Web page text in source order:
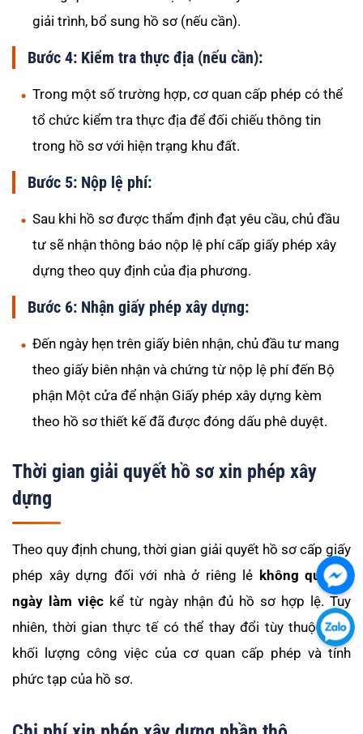
giải trình, bổ sung hồ sơ (nếu cần).
Bước 4: Kiểm tra thực địa (nếu cần):
Trong một số trường hợp, cơ quan cấp phép có thể
tổ chức kiểm tra thực địa để đối chiếu thông tin
trong hồ sơ với hiện trạng khu đất.
Bước 5: Nộp lệ phí:
Sau khi hồ sơ được thẩm định đạt yêu cầu, chủ đầu
tư sẽ nhận thông báo nộp lệ phí cấp giấy phép xây
dựng theo quy định của địa phương.
Bước 6: Nhận giấy phép xây dựng:
Đến ngày hẹn trên giấy biên nhận, chủ đầu tư mang
theo giấy biên nhận và chứng từ nộp lệ phí đến Bộ
phận Một cửa để nhận Giấy phép xây dựng kèm
theo hồ sơ thiết kế đã được đóng dấu phê duyệt.
Thời gian giải quyết hồ sơ xin phép xây
dựng
Theo quy định chung, thời gian giải quyết hồ sơ cấp giấy
phép xây dựng đối với nhà ở riêng lẻ không quá 15
ngày làm việckể từ ngày nhận đủ hồ sơ hợp lệ. Tuy
nhiên, thời gian thực tế có thể thay đổi tùy thuộc vào
khối lượng công việc của cơ quan cấp phép và tính
phức tạp của hồ sơ.
Chát
với
tôi
Chát
với